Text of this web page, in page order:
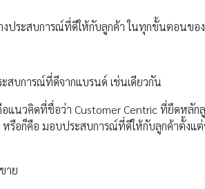
งประสบการณ์ที่ดีให้กับลูกค้า ในทุกขั้นตอนของ
สบการณ์ที่ดีจากแบรนด์ เช่นเดียวกัน
แนวคิดที่ชื่อว่า Customer Centric ที่ยึดหลัก
หรือก็คือ มอบประสบการณ์ที่ดีให้กับลูกค้าตั้งแ
าย